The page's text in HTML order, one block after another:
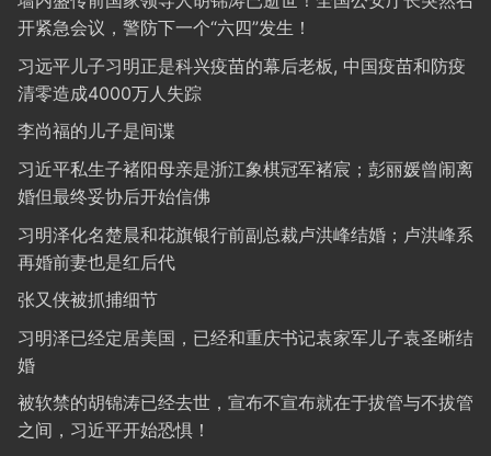
开紧急会议，警防下一个“六四”发生！
习远平儿子习明正是科兴疫苗的幕后老板, 中国疫苗和防疫
清零造成4000万人失踪
李尚福的儿子是间谍
习近平私生子褚阳母亲是浙江象棋冠军褚宸；彭丽媛曾闹离
婚但最终妥协后开始信佛
习明泽化名楚晨和花旗银行前副总裁卢洪峰结婚；卢洪峰系
再婚前妻也是红后代
张又侠被抓捕细节
习明泽已经定居美国，已经和重庆书记袁家军儿子袁圣晰结
婚
被软禁的胡锦涛已经去世，宣布不宣布就在于拔管与不拔管
之间，习近平开始恐惧！